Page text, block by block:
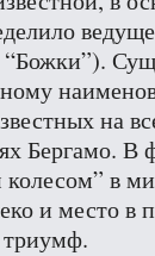
“Божки”).
на
Бергамо. В
колесом” в
и место в